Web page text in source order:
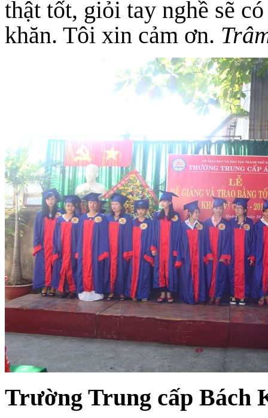
thật tốt, giỏi tay nghề sẽ
khăn. Tôi xin cảm ơn.
Trường Trung cấp Bách